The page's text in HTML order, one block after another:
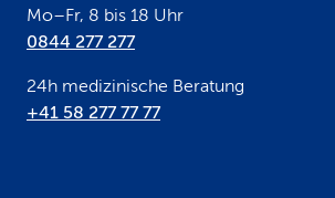
Mo–Fr, 8 bis 18 Uhr
0844 277 277
24h medizinische Beratung
+41 58 277 77 77